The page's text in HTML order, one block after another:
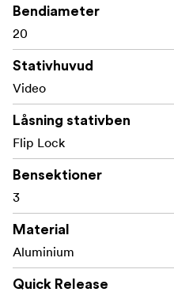
Bendiameter
20
Stativhuvud
Video
Låsning stativben
Flip Lock
Bensektioner
3
Material
Aluminium
Quick Release